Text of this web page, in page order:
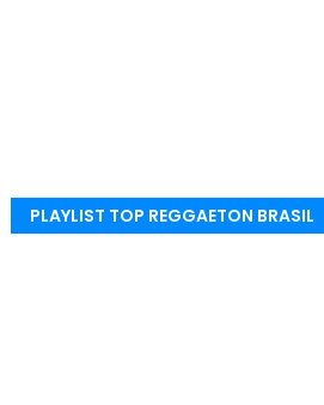
PLAYLIST TOP REGGAETON BRASIL